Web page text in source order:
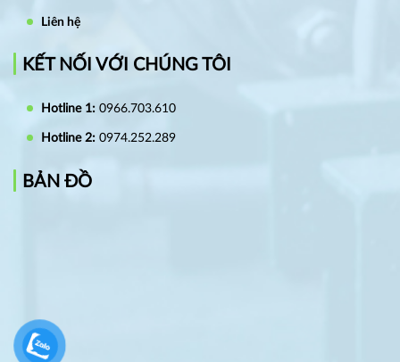
Liên hệ
KẾT NỐI VỚI CHÚNG TÔI
Hotline 1: 0966.703.610
Hotline 2: 0974.252.289
BẢN ĐỒ